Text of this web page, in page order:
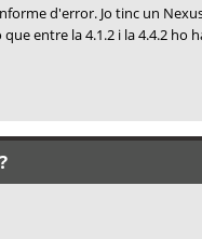
d'error. Jo tinc un
entre la 4.1.2 i la 4.4.2 ho